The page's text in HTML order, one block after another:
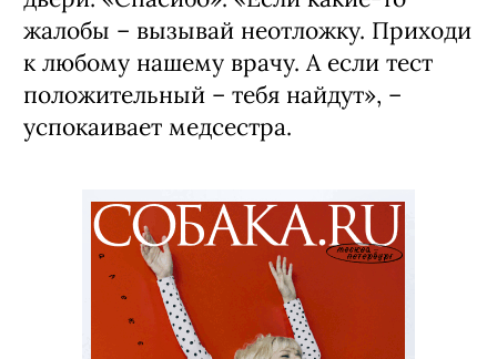
жалобы – вызывай неотложку. Приходи
к любому нашему врачу. А если тест
положительный – тебя найдут», –
успокаивает медсестра.